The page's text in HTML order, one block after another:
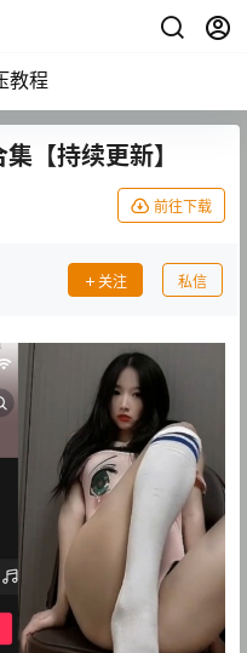
教程
【持续更新】
前往下载
关注 私信